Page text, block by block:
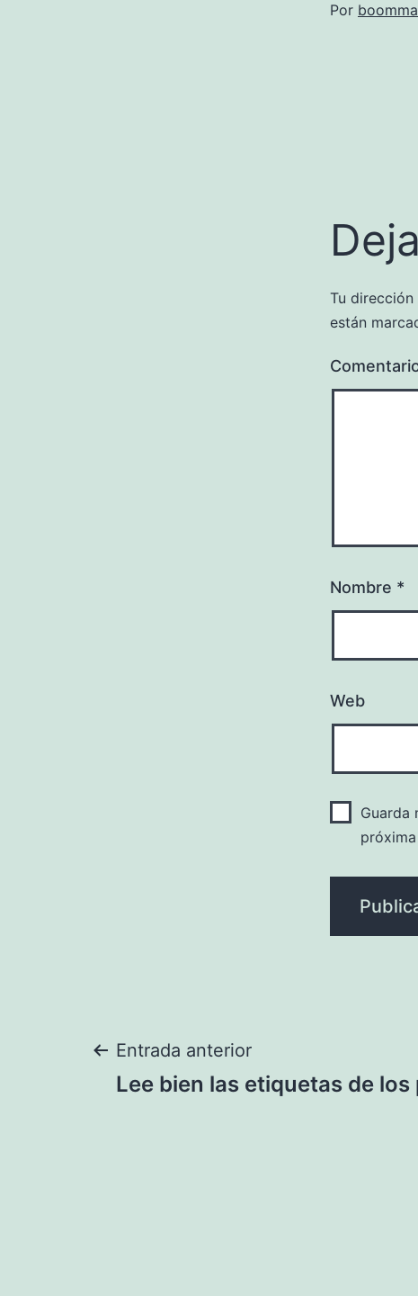
Por
Tu
están
Nombre *
Web
Guarda
Navegación
Entrada anterior
Lee bien las etiquetas de